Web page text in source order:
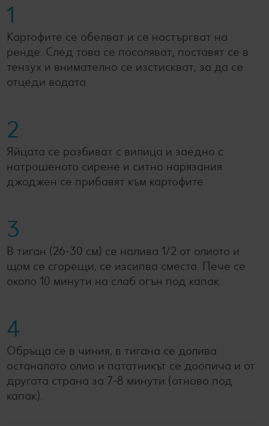
1
Картофите се обелват и се настъргват на
ренде. След това се посоляват, поставят се в
тензух и внимателно се изстискват, за да се
отцеди водата.
2
Яйцата се разбиват с вилица и заедно с
натрошеното сирене и ситно нарязания
джоджен се прибавят към картофите.
3
В тиган (26-30 см) се налива 1/2 от олиото и
щом се сгорещи, се изсипва сместа. Пече се
около 10 минути на слаб огън под капак.
4
Обръща се в чиния, в тигана се долива
останалото олио и пататникът се доопича и от
другата страна за 7-8 минути (отново под
капак).